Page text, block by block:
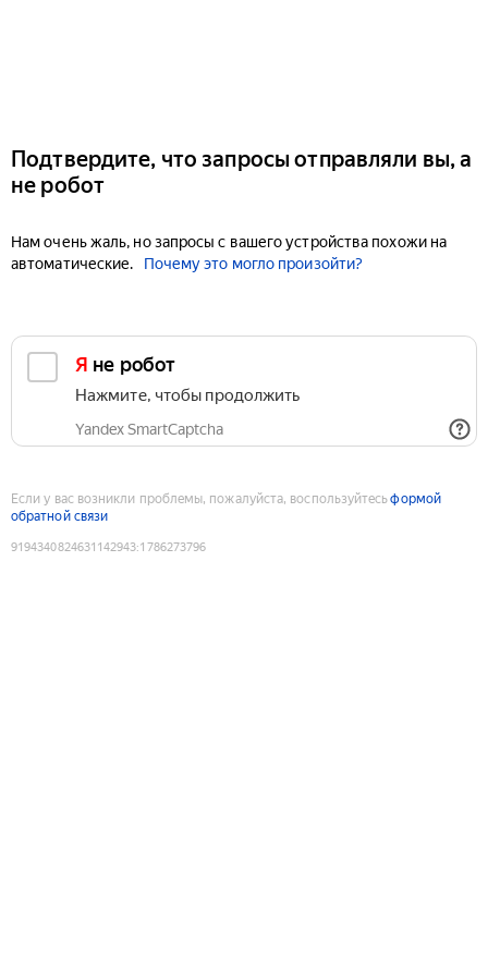
Подтвердите, что запросы отправляли вы, а
не робот
Нам очень жаль, но запросы с вашего устройства похожи на
автоматические.
Почему это могло произойти?
Я не робот
Нажмите, чтобы продолжить
Yandex SmartCaptcha
Если у вас возникли проблемы, пожалуйста, воспользуйтесьформой
обратной связи
9194340824631142943:1786273796